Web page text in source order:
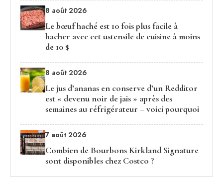
8 août 2026
Le bœuf haché est 10 fois plus facile à
hacher avec cet ustensile de cuisine à moins
de 10 $
8 août 2026
Le jus d’ananas en conserve d’un Redditor
est « devenu noir de jais » après des
semaines au réfrigérateur – voici pourquoi
7 août 2026
Combien de Bourbons Kirkland Signature
sont disponibles chez Costco ?